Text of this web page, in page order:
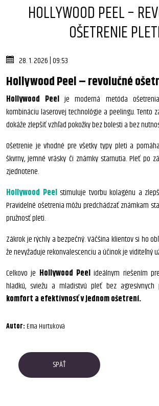
HOLLYWOOD PEEL –
OŠETRENIE
28. 1. 2026 | 09:53
Hollywood Peel – revolučné
Hollywood Peel je moderná metóda
kombináciu laserovej technológie a peelingu. Tento
dokáže zlepšiť vzhľad pokožky bez bolesti a bez
Ošetrenie je vhodné pre všetky typy pleti a
škvrny, jemné vrásky či známky starnutia. Pleť po
zjednotene.
Hollywood Peelstimuluje tvorbu kolagénu a
Pravidelné ošetrenia môžu predchádzať známkam
pružnosť pleti.
Zákrok je rýchly a bezpečný. Väčšina klientov si ho
že nevyžaduje rekonvalescenciu a účinok je viditeľný
Celkovo je Hollywood Peelideálnym riešením
hladkú, sviežu a mladistvú pleť bez agresívnych
komfort a efektívnosť v jednom ošetrení.
Autor: Ema Hurtuková
SPÄŤ